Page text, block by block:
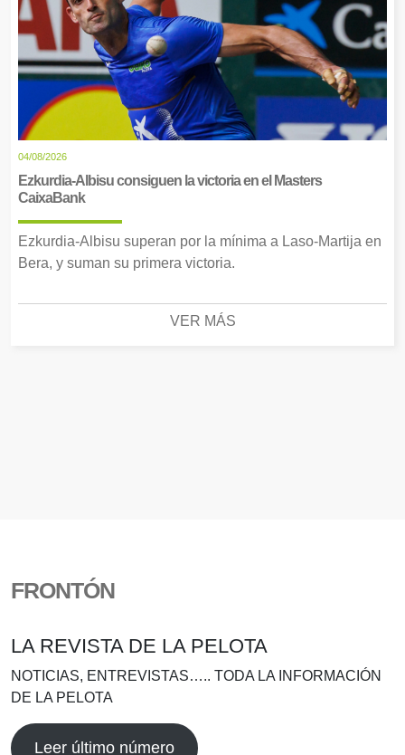
04/08/2026
Ezkurdia-Albisu consiguen la victoria en el Masters
CaixaBank
Ezkurdia-Albisu superan por la mínima a Laso-Martija en
Bera, y suman su primera victoria.
VER MÁS
FRONTÓN
LA REVISTA DE LA PELOTA
NOTICIAS, ENTREVISTAS….. TODA LA INFORMACIÓN
DE LA PELOTA
Leer último número